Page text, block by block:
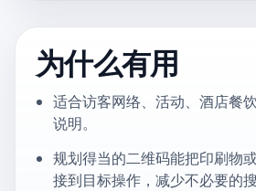
为什么有用
适合访客网络、活动、酒店餐
说明。
规划得当的二维码能把印刷物
接到目标操作，减少不必要的搜